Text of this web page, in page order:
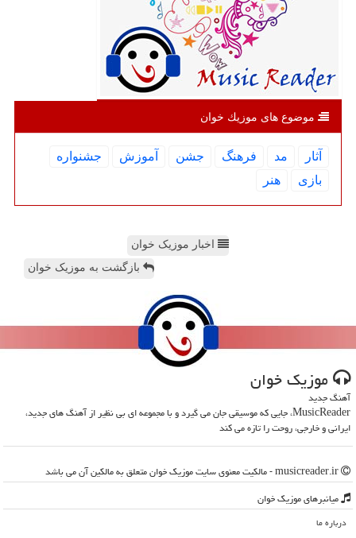
موضوع های موزیك خوان
آثار مد فرهنگ جشن آموزش
جشنواره
بازی
هنر
اخبار موزیک خوان
بازگشت به موزیک خوان
موزیك خوان
آهنگ جدید
MusicReader، جایی که موسیقی جان می گیرد و با مجموعه ای بی نظیر از آهنگ های جدید،
ایرانی و خارجی، روحت را تازه می کند
میانبرهای موزیك خوان
درباره ما